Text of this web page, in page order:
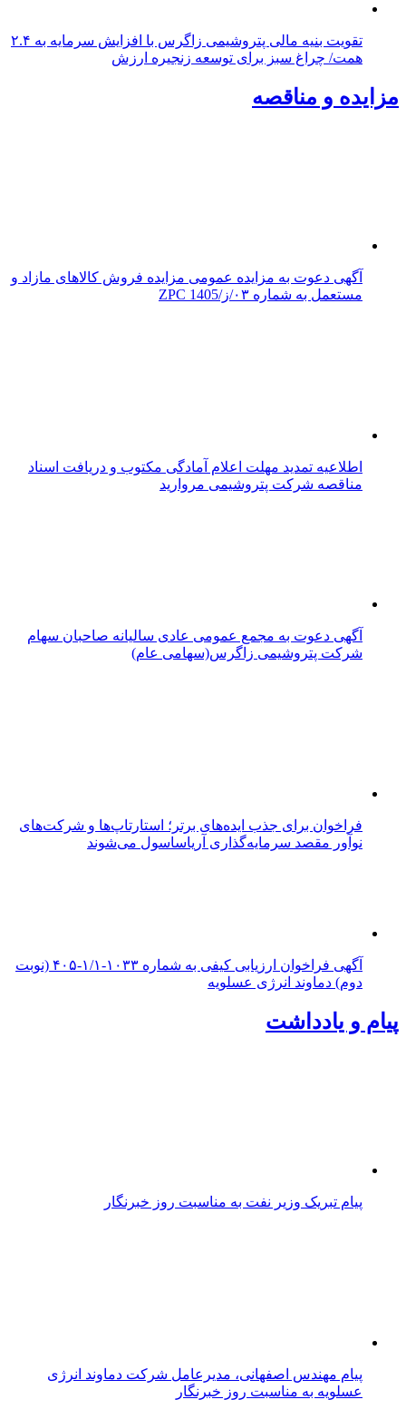
تقویت بنیه مالی پتروشیمی زاگرس با افزایش سرمایه به ۲.۴
همت/ چراغ سبز برای توسعه زنجیره ارزش
مزایده و مناقصه
آگهی دعوت به مزایده عمومی مزایده فروش کالاهای مازاد و
مستعمل به شماره ۰۳/ز/ZPC 1405
اطلاعیه تمدید مهلت اعلام آمادگی مکتوب و دریافت اسناد
مناقصه شرکت پتروشیمی مروارید
آگهی دعوت به مجمع عمومی عادی سالیانه صاحبان سهام
شرکت پتروشیمی زاگرس(سهامی عام)
فراخوان برای جذب ایده‌های برتر؛ استارتاپ‌ها و شرکت‌های
نوآور مقصد سرما‌یه‌گذاری آریاساسول می‌شوند
آگهی فراخوان ارزیابی کیفی به شماره ۱۰۳۳-۱/۱-۴۰۵ (نوبت
دوم) دماوند انرژی عسلویه
پیام و یادداشت
پیام تبریک وزیر نفت به مناسبت روز خبرنگار
پیام مهندس اصفهانی، مدیرعامل شرکت دماوند انرژی
عسلویه به مناسبت روز خبرنگار